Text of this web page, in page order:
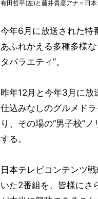
有田哲平(左)と藤井貴彦アナ＝日
今年6月に放送された特
あふれかえる多種多様
タバラエティ”。
昨年12月と今年3月に放
仕込みなしのグルメド
り、その場の“男子校”
する。
日本テレビコンテンツ
いた2番組を、皆様にさ